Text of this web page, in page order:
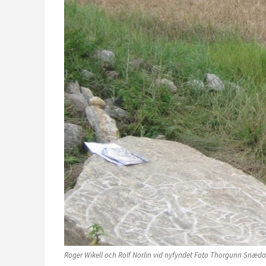
Roger Wikell och Rolf Norlin vid nyfyndet Foto Thorgunn